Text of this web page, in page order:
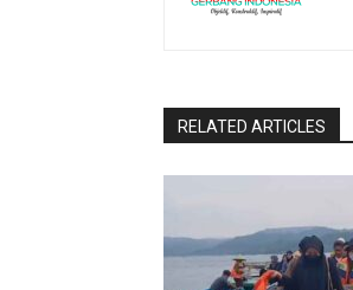
RELATED ARTICLES